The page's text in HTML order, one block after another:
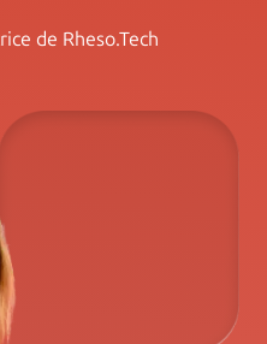
de Rheso.Tech